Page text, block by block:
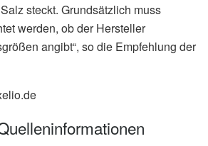
steckt. Grundsätzlich muss
werden, ob der Hersteller
angibt“, so die Empfehlung der